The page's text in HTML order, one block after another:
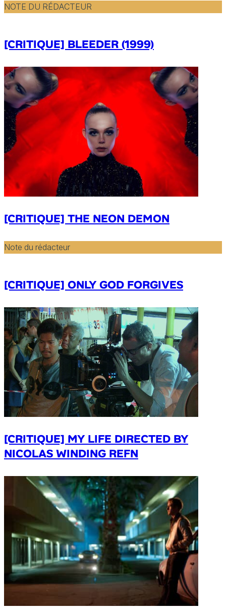
NOTE DU RÉDACTEUR
[CRITIQUE] BLEEDER (1999)
[CRITIQUE] THE NEON DEMON
Note du rédacteur
[CRITIQUE] ONLY GOD FORGIVES
[CRITIQUE] MY LIFE DIRECTED BY
NICOLAS WINDING REFN